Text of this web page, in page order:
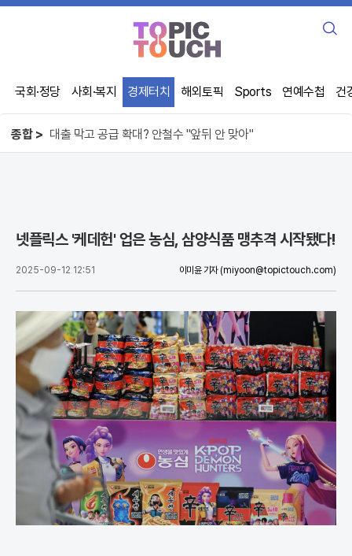
검
국회·정당 사회·복지 경제터치 해외토픽 Sports 연예수첩 건
종합 >
오뚜기 케챂 55년, 1인당 100개씩 먹었다
사기꾼이 주무른 제주 선거, 직원 강제 동원
대출 막고 공급 확대? 안철수 "앞뒤 안 맞아"
오뚜기 케챂 55년, 1인당 100개씩 먹었다
넷플릭스 '케데헌' 업은 농심, 삼양식품 맹추격 시작됐다!
2025-09-12 12:51 이미윤 기자 (miyoon@topictouch.com)